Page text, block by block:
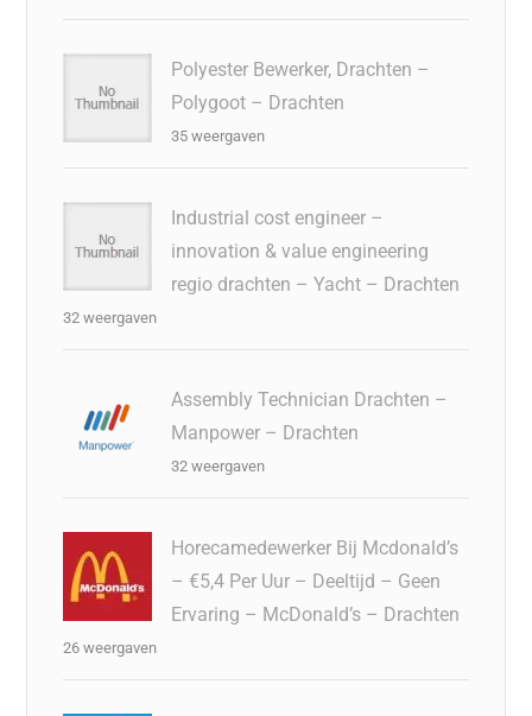
Polyester Bewerker, Drachten –
Polygoot – Drachten
35 weergaven
Industrial cost engineer –
innovation & value engineering
regio drachten – Yacht – Drachten
32 weergaven
Assembly Technician Drachten –
Manpower – Drachten
32 weergaven
Horecamedewerker Bij Mcdonald’s
– €5,4 Per Uur – Deeltijd – Geen
Ervaring – McDonald’s – Drachten
26 weergaven